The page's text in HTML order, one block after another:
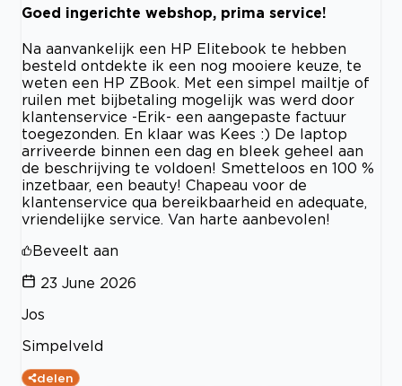
Goed ingerichte webshop, prima service!
Na aanvankelijk een HP Elitebook te hebben
besteld ontdekte ik een nog mooiere keuze, te
weten een HP ZBook. Met een simpel mailtje of
ruilen met bijbetaling mogelijk was werd door
klantenservice -Erik- een aangepaste factuur
toegezonden. En klaar was Kees :) De laptop
arriveerde binnen een dag en bleek geheel aan
de beschrijving te voldoen! Smetteloos en 100 %
inzetbaar, een beauty! Chapeau voor de
klantenservice qua bereikbaarheid en adequate,
vriendelijke service. Van harte aanbevolen!
Beveelt aan
23 June 2026
Jos
Simpelveld
delen